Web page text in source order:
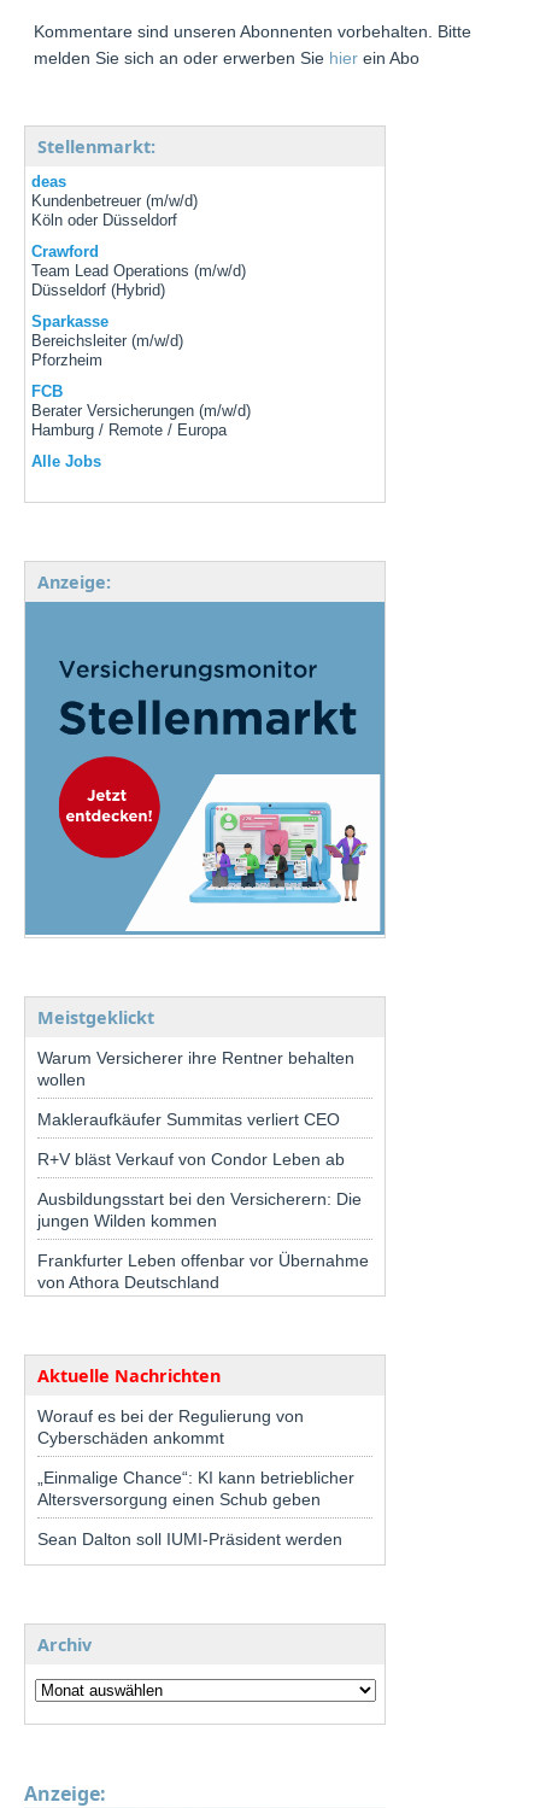
Kommentare sind unseren Abonnenten vorbehalten. Bitte
melden Sie sich an oder erwerben Sie hier ein Abo
Stellenmarkt:
deas
Kundenbetreuer (m/w/d)
Köln oder Düsseldorf
Crawford
Team Lead Operations (m/w/d)
Düsseldorf (Hybrid)
Sparkasse
Bereichsleiter (m/w/d)
Pforzheim
FCB
Berater Versicherungen (m/w/d)
Hamburg / Remote / Europa
Alle Jobs
Anzeige:
Meistgeklickt
Warum Versicherer ihre Rentner behalten
wollen
Makleraufkäufer Summitas verliert CEO
R+V bläst Verkauf von Condor Leben ab
Ausbildungsstart bei den Versicherern: Die
jungen Wilden kommen
Frankfurter Leben offenbar vor Übernahme
von Athora Deutschland
Aktuelle Nachrichten
Worauf es bei der Regulierung von
Cyberschäden ankommt
„Einmalige Chance“: KI kann betrieblicher
Altersversorgung einen Schub geben
Sean Dalton soll IUMI-Präsident werden
Archiv
Anzeige: